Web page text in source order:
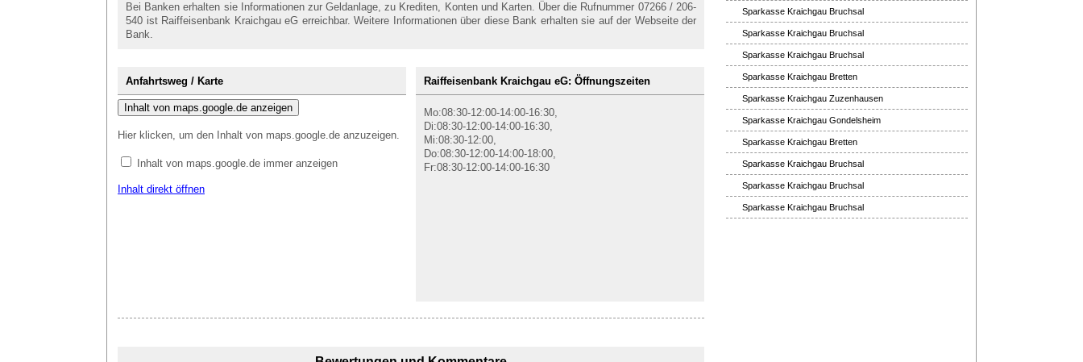
Sparkasse Kraichgau Bruchsal
Sparkasse Kraichgau Bruchsal
Sparkasse Kraichgau Bruchsal
Sparkasse Kraichgau Bretten
Sparkasse Kraichgau Zuzenhausen
Sparkasse Kraichgau Gondelsheim
Sparkasse Kraichgau Bretten
Sparkasse Kraichgau Bruchsal
Sparkasse Kraichgau Bruchsal
Sparkasse Kraichgau Bruchsal
Bei Banken erhalten sie Informationen zur Geldanlage, zu Krediten, Konten und Karten. Über die Rufnummer 07266 / 206-
540 ist Raiffeisenbank Kraichgau eG erreichbar. Weitere Informationen über diese Bank erhalten sie auf der Webseite der
Bank.
Anfahrtsweg / Karte
Inhalt von maps.google.de anzeigen
Hier klicken, um den Inhalt von maps.google.de anzuzeigen.
Inhalt von maps.google.de immer anzeigen
Inhalt direkt öffnen
Raiffeisenbank Kraichgau eG: Öffnungszeiten
Mo:08:30-12:00-14:00-16:30,
Di:08:30-12:00-14:00-16:30,
Mi:08:30-12:00,
Do:08:30-12:00-14:00-18:00,
Fr:08:30-12:00-14:00-16:30